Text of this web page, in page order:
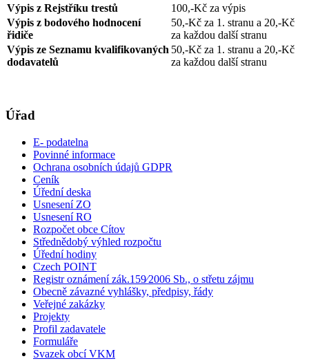
Výpis z Rejstříku trestů
100,-Kč za výpis
Výpis z bodového hodnocení
řidiče
50,-Kč za 1. stranu a 20,-Kč
za každou další stranu
Výpis ze Seznamu kvalifikovaných
dodavatelů
50,-Kč za 1. stranu a 20,-Kč
za každou další stranu
Úřad
E- podatelna
Povinné informace
Ochrana osobních údajů GDPR
Ceník
Úřední deska
Usnesení ZO
Usnesení RO
Rozpočet obce Cítov
Střednědobý výhled rozpočtu
Úřední hodiny
Czech POINT
Registr oznámení zák.159⁄2006 Sb., o střetu zájmu
Obecně závazné vyhlášky, předpisy, řády
Veřejné zakázky
Projekty
Profil zadavatele
Formuláře
Svazek obcí VKM